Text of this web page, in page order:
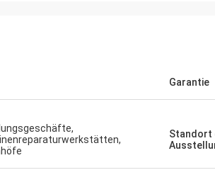
Garantie
Standort